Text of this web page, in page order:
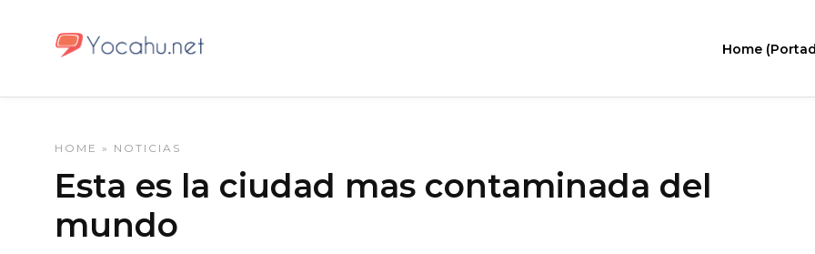
Home
HOME » NOTICIAS
Esta es la ciudad mas contaminada del
mundo